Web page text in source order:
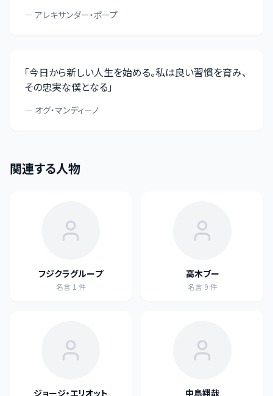
— アレキサンダー・ポープ
「今日から新しい人生を始める。私は良い習慣を育み、
その忠実な僕となる」
— オグ・マンディーノ
関連する人物
フジクラグループ
名言 1 件
高木ブー
名言 9 件
ジョージ・エリオット 中島翔哉